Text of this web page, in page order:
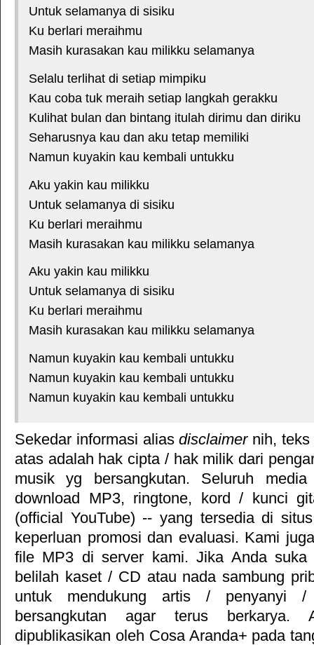
Untuk selamanya di sisiku
Ku berlari meraihmu
Masih kurasakan kau milikku selamanya
Selalu terlihat di setiap mimpiku
Kau coba tuk meraih setiap langkah gerakku
Kulihat bulan dan bintang itulah dirimu dan diriku
Seharusnya kau dan aku tetap memiliki
Namun kuyakin kau kembali untukku
Aku yakin kau milikku
Untuk selamanya di sisiku
Ku berlari meraihmu
Masih kurasakan kau milikku selamanya
Aku yakin kau milikku
Untuk selamanya di sisiku
Ku berlari meraihmu
Masih kurasakan kau milikku selamanya
Namun kuyakin kau kembali untukku
Namun kuyakin kau kembali untukku
Namun kuyakin kau kembali untukku
Sekedar informasi aliasdisclaimernih, teks
atas adalah hak cipta / hak milik dari
musik yg bersangkutan. Seluruh
download MP3, ringtone, kord / kunci
(official YouTube) -- yang tersedia di
keperluan promosi dan evaluasi. Kami
file MP3 di server kami. Jika Anda
belilah kaset / CD atau nada sambung
untuk mendukung artis / penyanyi
bersangkutan agar terus berkarya.
dipublikasikan oleh Cosa Aranda+ pada